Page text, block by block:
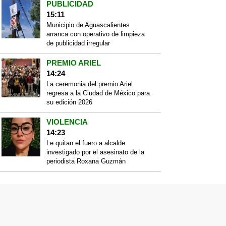
PUBLICIDAD
15:11
Municipio de Aguascalientes
arranca con operativo de limpieza
de publicidad irregular
PREMIO ARIEL
14:24
La ceremonia del premio Ariel
regresa a la Ciudad de México para
su edición 2026
VIOLENCIA
14:23
Le quitan el fuero a alcalde
investigado por el asesinato de la
periodista Roxana Guzmán